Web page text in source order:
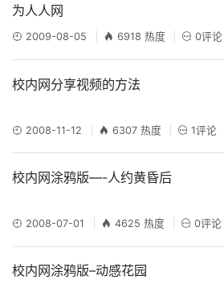
为人人网
2009-08-05 6918 热度 0评论
校内网分享视频的方法
2008-11-12 6307 热度 1评论
校内网涂鸦版—-人约黄昏后
2008-07-01 4625 热度 0评论
校内网涂鸦版–动感花园